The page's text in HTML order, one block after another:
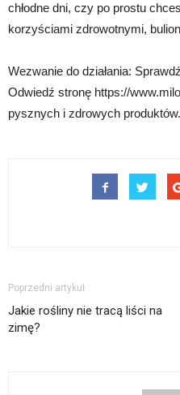
chłodne dni, czy po prostu
korzyściami zdrowotnymi,
Wezwanie do działania:
Odwiedź stronę https://
pysznych i zdrowych produktów.
Poprzedni artykuł
Jakie rośliny nie tracą liści na
zimę?